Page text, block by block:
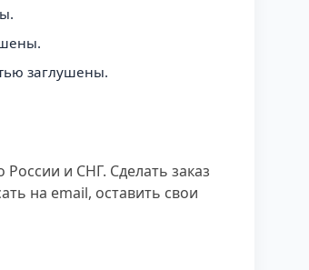
заглушены.
и СНГ. Сделать заказ
на email, оставить свои